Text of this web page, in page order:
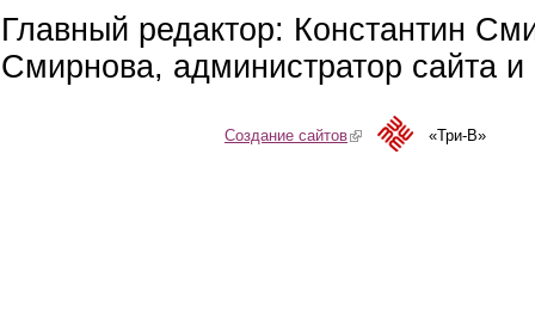
Главный редактор: Константин
Смирнова, администратор сайта
Создание сайтов(link is external)«Три-В»